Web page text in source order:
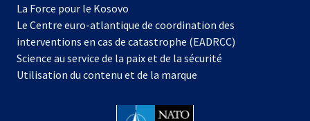
nouvel
onglet
La Force pour le Kosovo
dans
un
nouvel
onglet
Le Centre euro-atlantique de coordination des
interventions en cas de catastrophe (EADRCC)
Science au service de la paix et de la sécurité
Utilisation du contenu et de la marque